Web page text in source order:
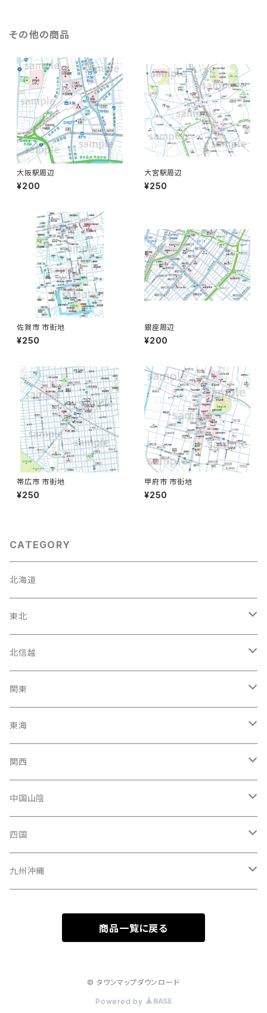
その他の商品
大阪駅周辺
¥200
大宮駅周辺
¥250
佐賀市 市街地
¥250
銀座周辺
¥200
帯広市 市街地
¥250
甲府市 市街地
¥250
CATEGORY
北海道
東北
宮城県
岩手県
福島県
青森県
秋田県
山形県
北信越
石川県
富山駅
新潟県
長野県
福井県
関東
東京都
神奈川県
千葉県
埼玉県
茨城県
東海
愛知県
静岡県
三重県
岐阜県
関西
大阪府
京都府
兵庫県
中国山陰
広島県
岡山県
四国
高知県
九州沖縄
商品一覧に戻る
© タウンマップダウンロード
Powered by